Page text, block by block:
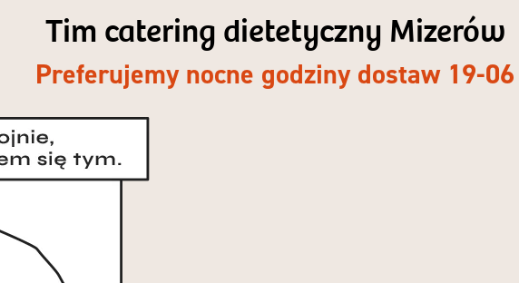
Tim catering dietetyczny Mizerów
Preferujemy nocne godziny dostaw 19-06